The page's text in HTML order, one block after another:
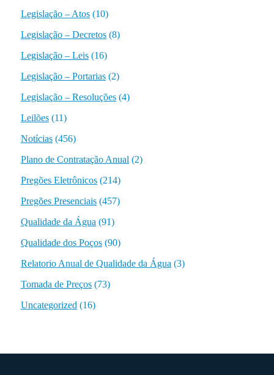
Legislação – Atos(10)
Legislação – Decretos(8)
Legislação – Leis(16)
Legislação – Portarias(2)
Legislação – Resoluções(4)
Leilões(11)
Notícias(456)
Plano de Contratação Anual (2)
Pregões Eletrônicos(214)
Pregões Presenciais(457)
Qualidade da Água (91)
Qualidade dos Poços(90)
Relatorio Anual de Qualidade da Água (3)
Tomada de Preços(73)
Uncategorized (16)